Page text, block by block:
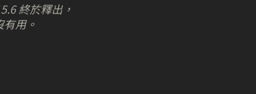
終於釋出，
用。